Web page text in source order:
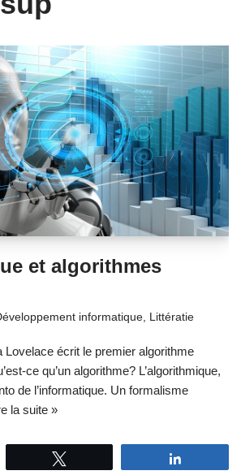
et algorithmes
informatique Littératie
Lovelace écrit le premier algorithme
ce qu’un algorithme? L’algorithmique,
de l’informatique. Un formalisme
la suite »